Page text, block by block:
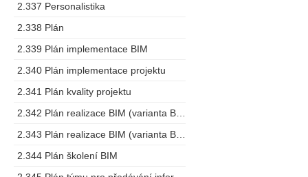
2.337 Personalistika
2.338 Plán
2.339 Plán implementace BIM
2.340 Plán implementace projektu
2.341 Plán kvality projektu
2.344 Plán školení BIM